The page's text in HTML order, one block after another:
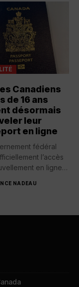
Canadiens
de 16 ans
désormais
leur
en ligne
fédéral
l’accès
en ligne
NADEAU